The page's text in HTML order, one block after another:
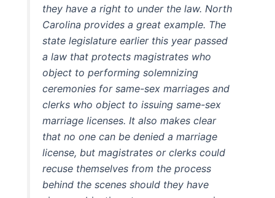
they have a right to under the law. North
Carolina provides a great example. The
state legislature earlier this year passed
a law that protects magistrates who
object to performing solemnizing
ceremonies for same-sex marriages and
clerks who object to issuing same-sex
marriage licenses. It also makes clear
that no one can be denied a marriage
license, but magistrates or clerks could
recuse themselves from the process
behind the scenes should they have